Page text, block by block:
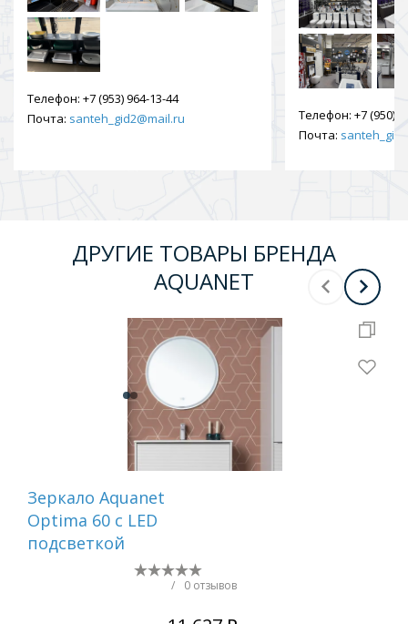
Телефон: +7 (953) 964-13-44
Почта: santeh_gid2@mail.ru Телефон: +7 (950)
Почта:
ДРУГИЕ ТОВАРЫ БРЕНДА
AQUANET
Зеркало Aquanet
Optima 60 с LED
подсветкой
/ 0 отзывов